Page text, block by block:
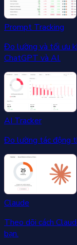
Prompt Tracking
Đo lường và tối ưu
ChatGPT và AI.
AI Tracker
Đo lường tác động
Claude
Theo dõi cách
bạn.